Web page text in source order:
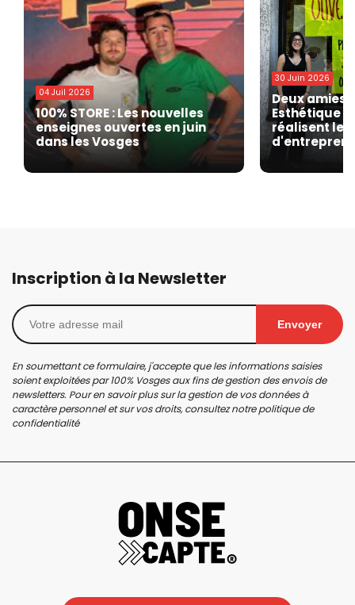
04 Juil 2026
100% STORE : Les nouvelles
enseignes ouvertes en juin
dans les Vosges
30 Juin 2026
Deux amies
Esthétique »
réalisent
Inscription à la Newsletter
Envoyer
En soumettant ce formulaire, j'accepte que les informations saisies
soient exploitées par 100% Vosges aux fins de gestion des envois de
newsletters. Pour en savoir plus sur la gestion de vos données à
caractère personnel et sur vos droits, consultez notrepolitique de
confidentialité